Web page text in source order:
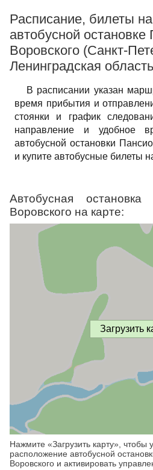
Расписание, билеты
автобусной
Воровского (Санкт-
Ленинградская
В расписании указан
время прибытия и
стоянки и график
направление и удобное
автобусной остановки
и купите автобусные билеты
Автобусная
Воровского на карте:
Загрузить
Нажмите «Загрузить карту», чтобы
расположение автобусной
Воровского и активировать